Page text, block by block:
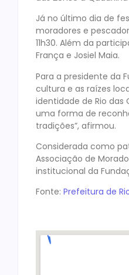
Já no último dia de
moradores e
11h30. Além da
França e Josiel Maia.
Para a presidente da
cultura e as raízes
identidade de Rio das
uma forma de
tradições”, afirmou.
Considerada como
Associação de
institucional da
Fonte: Prefeitura de